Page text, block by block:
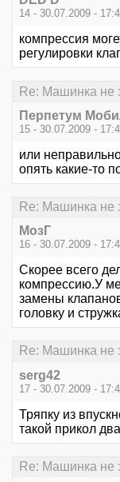
14 - 30.07.2009 -
компрессия
регулировки
Re: Машинка не
Перпетум
15 - 30.07.2009 -
или
опять какие-то
Re: Машинка не
МозГ
16 - 30.07.2009 -
Скорее всего
компрессию.У
замены
головку и
Re: Машинка не
serg42
17 - 30.07.2009 -
Тряпку из
такой прикол
Re: Машинка не